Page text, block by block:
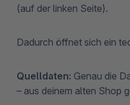
(auf der linken Seite).
Dadurch öffnet sich ein
Quelldaten: Genau die
– aus deinem alten Shop